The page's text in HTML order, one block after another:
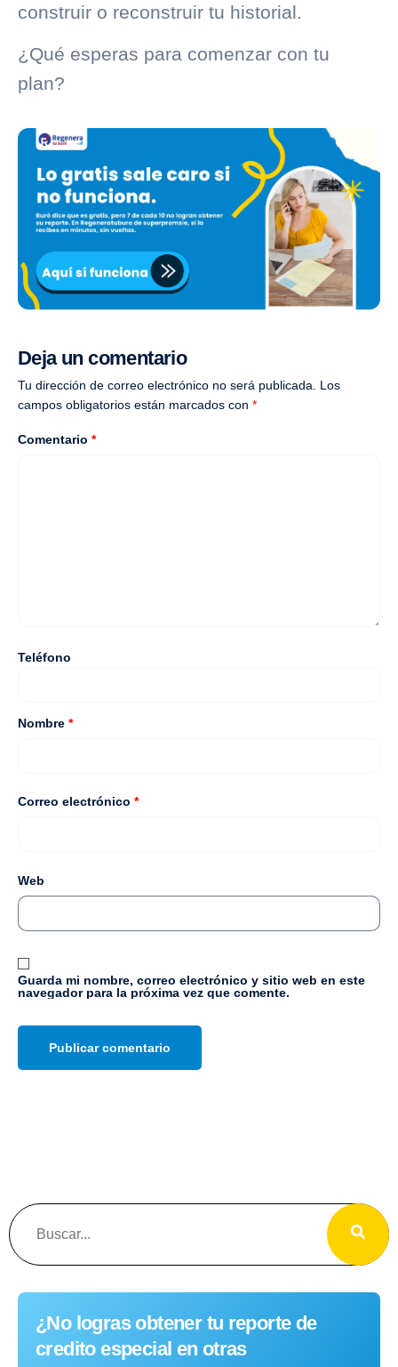
construir o reconstruir tu historial.
¿Qué esperas para comenzar con tu
plan?
Deja un comentario
Tu dirección de correo electrónico no será publicada. Los
campos obligatorios están marcados con *
Comentario *
Teléfono
Nombre *
Correo electrónico *
Web
Guarda mi nombre, correo electrónico y sitio web en este
navegador para la próxima vez que comente.
¿No logras obtener tu reporte de
credito especial en otras